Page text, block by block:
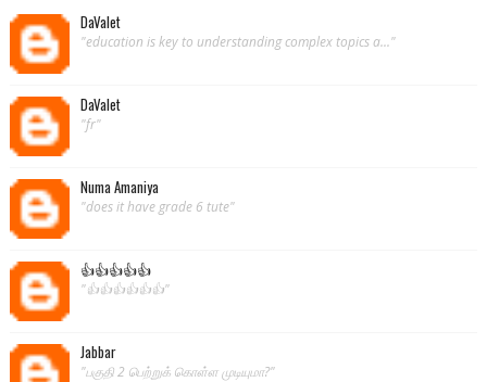
DaValet
"education is key to understanding complex topics a..."
DaValet
"fr"
Numa Amaniya
"does it have grade 6 tute"
👍👍👍👍👍
"👍👍👍👍👍👍"
Jabbar
"பகுதி 2 பெற்றுக் கொள்ள முடியுமா?"